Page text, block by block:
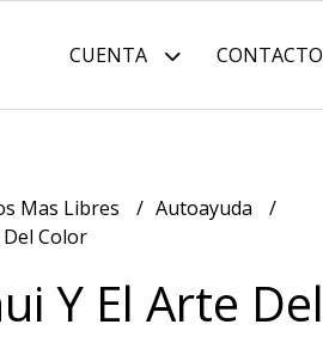
CUENTA CONTACTO
Mas Libres
Autoayuda
Del Color
Y El Arte Del